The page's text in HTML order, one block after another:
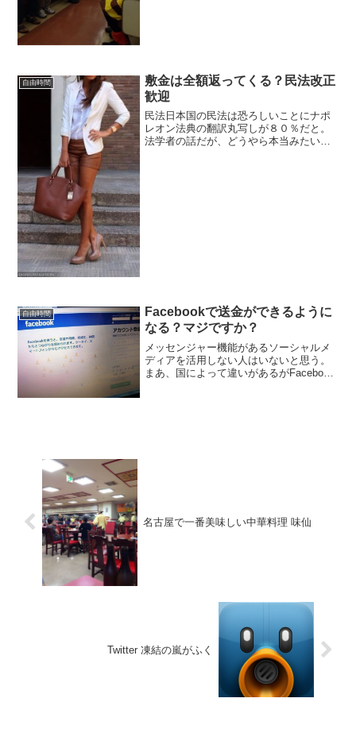
自由時間
敷金は全額返ってくる？民法改正
歓迎
民法日本国の民法は恐ろしいことにナポ
レオン法典の翻訳丸写しが８０％だと。
法学者の話だが、どうやら本当みたい
自由時間
Facebookで送金ができるように
なる？マジですか？
メッセンジャー機能があるソーシャルメ
ディアを活用しない人はいないと思う。
まあ、国によって違いがあるがFacebook
名古屋で一番美味しい中華料理 味仙
Twitter 凍結の嵐がふく